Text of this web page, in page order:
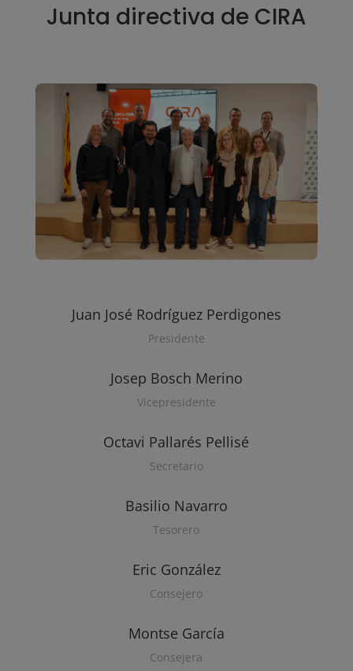
Junta directiva de CIRA
Juan José Rodríguez Perdigones
Presidente
Josep Bosch Merino
Vicepresidente
Octavi Pallarés Pellisé
Secretario
Basilio Navarro
Tesorero
Eric González
Consejero
Montse García
Consejera